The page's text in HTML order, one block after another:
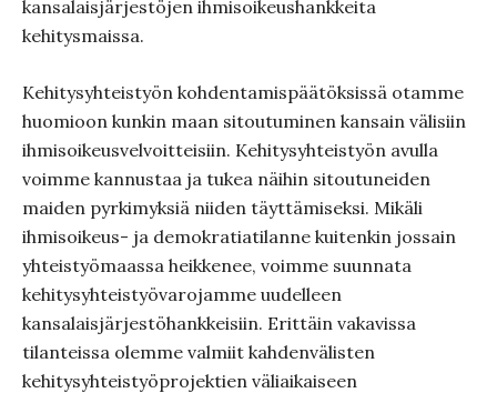
kansalaisjärjestöjen ihmisoikeushankkeita
kehitysmaissa.
Kehitysyhteistyön kohdentamispäätöksissä otamme
huomioon kunkin maan sitoutuminen kansain välisiin
ihmisoikeusvelvoitteisiin. Kehitysyhteistyön avulla
voimme kannustaa ja tukea näihin sitoutuneiden
maiden pyrkimyksiä niiden täyttämiseksi. Mikäli
ihmisoikeus- ja demokratiatilanne kuitenkin jossain
yhteistyömaassa heikkenee, voimme suunnata
kehitysyhteistyövarojamme uudelleen
kansalaisjärjestöhankkeisiin. Erittäin vakavissa
tilanteissa olemme valmiit kahdenvälisten
kehitysyhteistyöprojektien väliaikaiseen